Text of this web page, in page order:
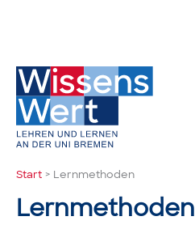
Start Lernmethoden
Lernmethoden